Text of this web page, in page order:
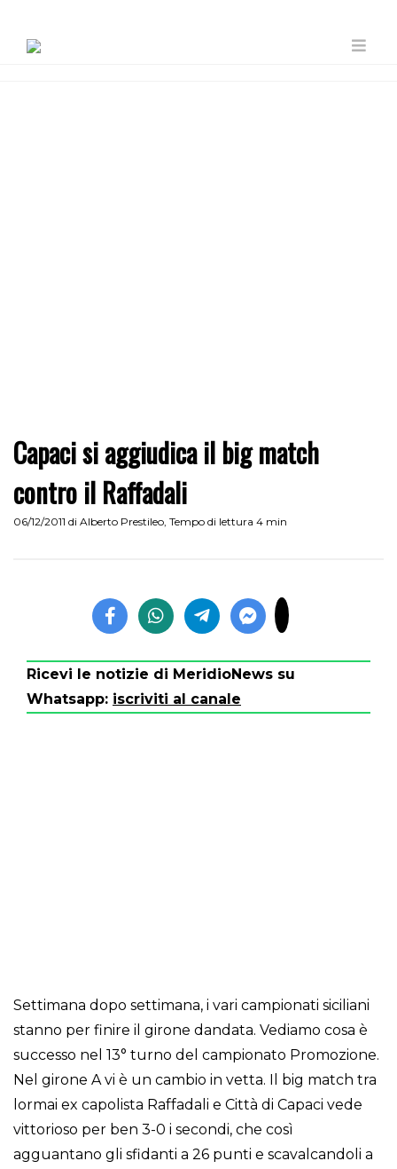
Capaci si aggiudica il big match
contro il Raffadali
06/12/2011 di Alberto Prestileo, Tempo di lettura 4 min
Ricevi le notizie di MeridioNews su
Whatsapp: iscriviti al canale
Settimana dopo settimana, i vari campionati siciliani
stanno per finire il girone dandata. Vediamo cosa è
successo nel 13° turno del campionato Promozione.
Nel girone A vi è un cambio in vetta. Il big match tra
lormai ex capolista Raffadali e Città di Capaci vede
vittorioso per ben 3-0 i secondi, che così
agguantano gli sfidanti a 26 punti e scavalcandoli a